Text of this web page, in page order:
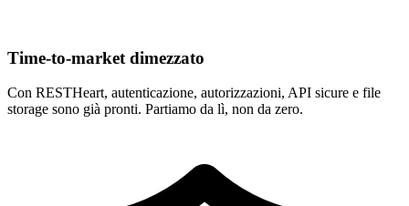
Time-to-market dimezzato
Con RESTHeart, autenticazione, autorizzazioni, API sicure e file
storage sono già pronti. Partiamo da lì, non da zero.